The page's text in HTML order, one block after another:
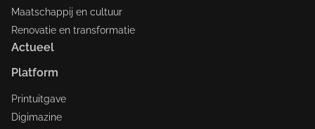
Maatschappij en cultuur
Renovatie en transformatie
Actueel
Platform
Printuitgave
Digimazine